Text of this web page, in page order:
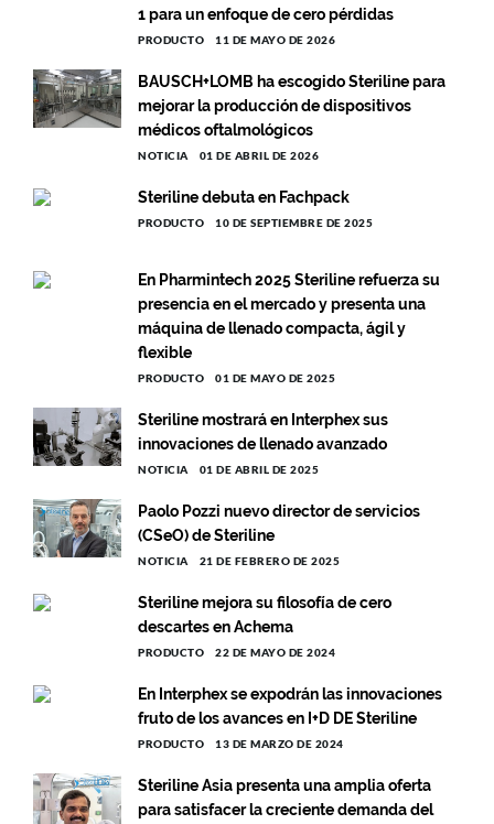
1 para un enfoque de cero pérdidas
PRODUCTO 11 DE MAYO DE 2026
BAUSCH+LOMB ha escogido Steriline para
mejorar la producción de dispositivos
médicos oftalmológicos
NOTICIA 01 DE ABRIL DE 2026
Steriline debuta en Fachpack
PRODUCTO 10 DE SEPTIEMBRE DE 2025
En Pharmintech 2025 Steriline refuerza su
presencia en el mercado y presenta una
máquina de llenado compacta, ágil y
flexible
PRODUCTO 01 DE MAYO DE 2025
Steriline mostrará en Interphex sus
innovaciones de llenado avanzado
NOTICIA 01 DE ABRIL DE 2025
Paolo Pozzi nuevo director de servicios
(CSeO) de Steriline
NOTICIA 21 DE FEBRERO DE 2025
Steriline mejora su filosofía de cero
descartes en Achema
PRODUCTO 22 DE MAYO DE 2024
En Interphex se expodrán las innovaciones
fruto de los avances en I+D DE Steriline
PRODUCTO 13 DE MARZO DE 2024
Steriline Asia presenta una amplia oferta
para satisfacer la creciente demanda del